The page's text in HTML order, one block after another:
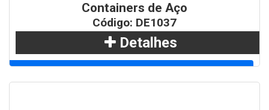
Containers de Aço
Código: DE1037
Detalhes